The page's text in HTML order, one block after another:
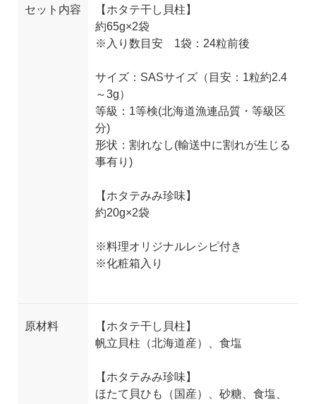
セット内容
【ホタテ干し貝柱】
約65g×2袋
※入り数目安 1袋：24粒前後
サイズ：SASサイズ（目安：1粒約2.4
～3g）
等級：1等検(北海道漁連品質・等級区
分)
形状：割れなし(輸送中に割れが生じる
事有り)
【ホタテみみ珍味】
約20g×2袋
※料理オリジナルレシピ付き
※化粧箱入り
原材料
【ホタテ干し貝柱】
帆立貝柱（北海道産）、食塩
【ホタテみみ珍味】
ほたて貝ひも（国産）、砂糖、食塩、